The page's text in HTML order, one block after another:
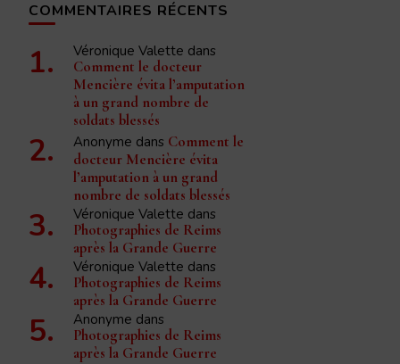
COMMENTAIRES RÉCENTS
Véronique Valette dans
Comment le docteur
Mencière évita l’amputation
à un grand nombre de
soldats blessés
Anonyme dans Comment le
docteur Mencière évita
l’amputation à un grand
nombre de soldats blessés
Véronique Valette dans
Photographies de Reims
après la Grande Guerre
Véronique Valette dans
Photographies de Reims
après la Grande Guerre
Anonyme dans
Photographies de Reims
après la Grande Guerre